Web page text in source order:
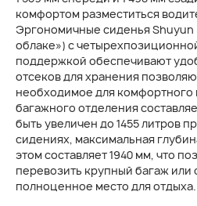
комфортом разместиться
Эргономичные сиденья Shuyun
облаке») с
поддержкой обеспечивают
отсеков для хранения
необходимое для
багажного отделения
быть увеличен до 1455 литров
сидениях, максимальная
этом составляет 1940 мм, что
перевозить крупный багаж или
полноценное место для отдыха.